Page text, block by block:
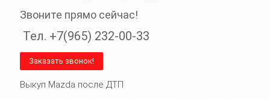
Звоните прямо сейчас!
Тел. +7(965) 232-00-33
Заказать звонок!
Выкуп Mazda после ДТП